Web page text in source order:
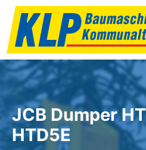
JCB Dumper
HTD5E